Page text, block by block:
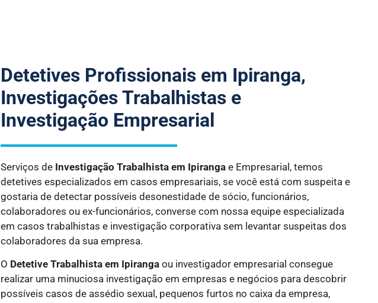
Detetives Profissionais em Ipiranga,
Investigações Trabalhistas e
Investigação Empresarial
Serviços de Investigação Trabalhistaem Ipiranga e Empresarial, temos
detetives especializados em casos empresariais, se você está com suspeita e
gostaria de detectar possíveis desonestidade de sócio, funcionários,
colaboradores ou ex-funcionários, converse com nossa equipe especializada
em casos trabalhistas e investigação corporativa sem levantar suspeitas dos
colaboradores da sua empresa.
O Detetive Trabalhistaem Ipiranga ou investigador empresarial consegue
realizar uma minuciosa investigação em empresas e negócios para descobrir
possíveis casos de assédio sexual, pequenos furtos no caixa da empresa,